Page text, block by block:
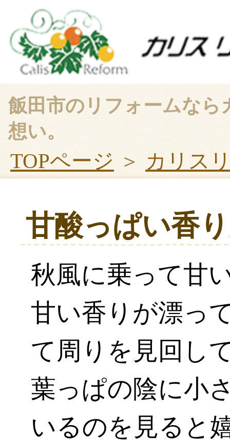
飯田市のリフォームな
想い。
TOPページ ＞ カリス
甘酸っぱい香
秋風に乗って甘
甘い香りが漂っ
て周りを見回し
葉っぱの陰に小
いるのを見ると